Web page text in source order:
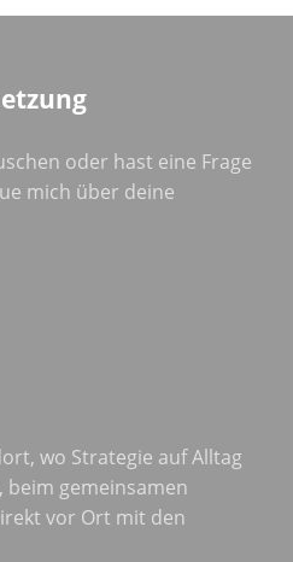
oder hast eine Frage
mich über deine
wo Strategie auf Alltag
gemeinsamen
vor Ort mit den